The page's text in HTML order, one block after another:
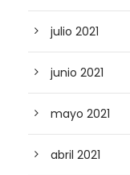
julio 2021
junio 2021
mayo 2021
abril 2021